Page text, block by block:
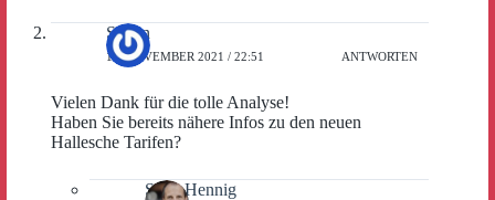
Stefan
12. NOVEMBER 2021 / 22:51 ANTWORTEN
Vielen Dank für die tolle Analyse!
Haben Sie bereits nähere Infos zu den neuen
Hallesche Tarifen?
Sven Hennig